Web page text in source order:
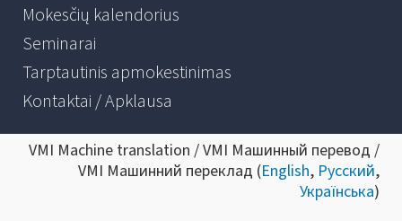
Mokesčių kalendorius
Seminarai
Tarptautinis apmokestinimas
Kontaktai / Apklausa
VMI Machine translation / VMI Машинный перевод /
VMI Машинний переклад (English, Русский,
Українська)